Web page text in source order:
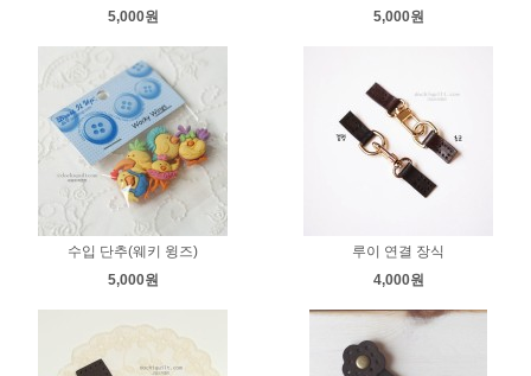
5,000원
5,000원
수입 단추(웨키 윙즈)
5,000원
루이 연결 장식
4,000원